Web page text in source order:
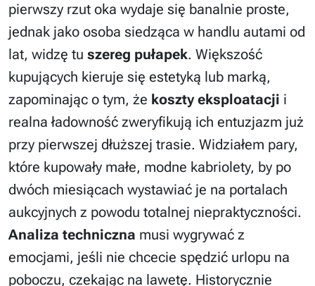
pierwszy rzut oka wydaje się banalnie proste,
jednak jako osoba siedząca w handlu autami od
lat, widzę tu szereg pułapek. Większość
kupujących kieruje się estetyką lub marką,
zapominając o tym, że koszty eksploatacji i
realna ładowność zweryfikują ich entuzjazm już
przy pierwszej dłuższej trasie. Widziałem pary,
które kupowały małe, modne kabriolety, by po
dwóch miesiącach wystawiać je na portalach
aukcyjnych z powodu totalnej niepraktyczności.
Analiza techniczna musi wygrywać z
emocjami, jeśli nie chcecie spędzić urlopu na
poboczu, czekając na lawetę. Historycznie